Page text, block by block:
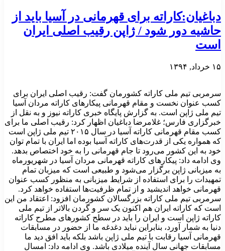
دباغیان:کاراته برای قهرمانی در آسیا باید از
حاشیه دور شود / ژاپن رقیب اصلی ایران
است
۱۵ خرداد, ۱۳۹۴
سرمربی تیم ملی کاراته کشورمان گفت: رقیب اصلی ایران برای
کسب عنوان نخست و مقام قهرمانی پیکارهای کاراته مردان آسیا
تیم ملی ژاپن است. به گزارش پایگاه خبری کاراته نیوز و به نقل از
خبرگزاری فارس؛ غلامرضا دباغیان اظهار کرد: رقیب اصلی ما برای
کسب مقام قهرمانی کاراته آسیا در سال ۲۰۱۵ تیم ملی ژاپن است
که همواره یکی از قدرت‌های کاراته آسیا بوده اما ایران با تمام توان
خود به این کشور می‌رود تا جام قهرمانی را به خود اختصاص بدهد.
وی ادامه داد: پیکارهای کاراته قهرمانی مردان آسیا در شهریورماه
به میزبانی ژاپن برگزار می‌شود و طبیعی است که میزبان تمام
تمهیدات را برای استفاده از شرایط میزبانی به منظور کسب عنوان
قهرمانی خواهد اندیشید و از تمام ظرفیت‌ها استفاده خواهد کرد.
سرمربی تیم ملی کاراته بزرگسالان کشورمان افزود: اعتقاد من این
است که کاراته ایران هم اکنون یک سر و گردن بالاتر از تیم ملی
کاراته ژاپن است و ایران را باید در سطح کشورهای مطرح کاراته
دنیا به شمار آورد، بنابراین نباید دغدغه ما از حضور در مسابقات
قهرمانی آسیا رقابت با تیم ملی ژاپن باشد بلکه باید افق دید ما
مسابقات جهانی سال آینده میلادی باشد. وی ادامه داد: امسال